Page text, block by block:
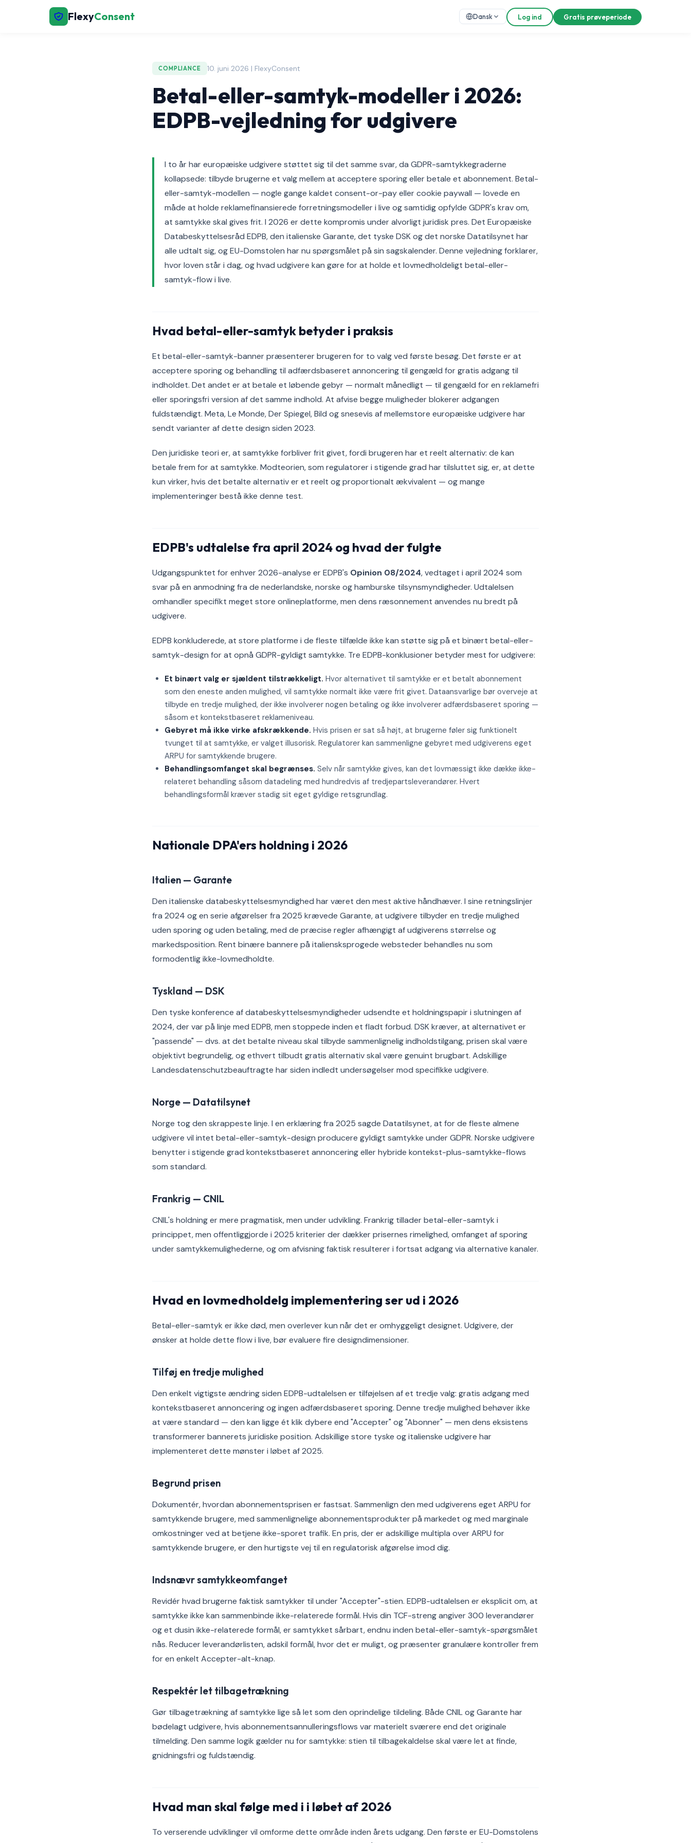
FlexyConsent Dansk Log ind Gratis prøveperiode
COMPLIANCE 10. juni 2026 | FlexyConsent
Betal-eller-samtyk-modeller i 2026:
EDPB-vejledning for udgivere
I to år har europæiske udgivere støttet sig til det samme svar, da GDPR-samtykkegraderne
kollapsede: tilbyde brugerne et valg mellem at acceptere sporing eller betale et abonnement. Betal-
eller-samtyk-modellen — nogle gange kaldet consent-or-pay eller cookie paywall — lovede en
måde at holde reklamefinansierede forretningsmodeller i live og samtidig opfylde GDPR's krav om,
at samtykke skal gives frit. I 2026 er dette kompromis under alvorligt juridisk pres. Det Europæiske
Databeskyttelsesråd EDPB, den italienske Garante, det tyske DSK og det norske Datatilsynet har
alle udtalt sig, og EU-Domstolen har nu spørgsmålet på sin sagskalender. Denne vejledning forklarer,
hvor loven står i dag, og hvad udgivere kan gøre for at holde et lovmedholdeligt betal-eller-
samtyk-flow i live.
Hvad betal-eller-samtyk betyder i praksis
Et betal-eller-samtyk-banner præsenterer brugeren for to valg ved første besøg. Det første er at
acceptere sporing og behandling til adfærdsbaseret annoncering til gengæld for gratis adgang til
indholdet. Det andet er at betale et løbende gebyr — normalt månedligt — til gengæld for en reklamefri
eller sporingsfri version af det samme indhold. At afvise begge muligheder blokerer adgangen
fuldstændigt. Meta, Le Monde, Der Spiegel, Bild og snesevis af mellemstore europæiske udgivere har
sendt varianter af dette design siden 2023.
Den juridiske teori er, at samtykke forbliver frit givet, fordi brugeren har et reelt alternativ: de kan
betale frem for at samtykke. Modteorien, som regulatorer i stigende grad har tilsluttet sig, er, at dette
kun virker, hvis det betalte alternativ er et reelt og proportionalt ækvivalent — og mange
implementeringer bestå ikke denne test.
EDPB's udtalelse fra april 2024 og hvad der fulgte
Udgangspunktet for enhver 2026-analyse er EDPB's Opinion 08/2024, vedtaget i april 2024 som
svar på en anmodning fra de nederlandske, norske og hamburske tilsynsmyndigheder. Udtalelsen
omhandler specifikt meget store onlineplatforme, men dens ræsonnement anvendes nu bredt på
udgivere.
EDPB konkluderede, at store platforme i de fleste tilfælde ikke kan støtte sig på et binært betal-eller-
samtyk-design for at opnå GDPR-gyldigt samtykke. Tre EDPB-konklusioner betyder mest for udgivere:
Et binært valg er sjældent tilstrækkeligt. Hvor alternativet til samtykke er et betalt abonnement
som den eneste anden mulighed, vil samtykke normalt ikke være frit givet. Dataansvarlige bør overveje at
tilbyde en tredje mulighed, der ikke involverer nogen betaling og ikke involverer adfærdsbaseret sporing —
såsom et kontekstbaseret reklameniveau.
Gebyret må ikke virke afskrækkende. Hvis prisen er sat så højt, at brugerne føler sig funktionelt
tvunget til at samtykke, er valget illusorisk. Regulatorer kan sammenligne gebyret med udgiverens eget
ARPU for samtykkende brugere.
Behandlingsomfanget skal begrænses. Selv når samtykke gives, kan det lovmæssigt ikke dække ikke-
relateret behandling såsom datadeling med hundredvis af tredjepartsleverandører. Hvert
behandlingsformål kræver stadig sit eget gyldige retsgrundlag.
Nationale DPA'ers holdning i 2026
Italien — Garante
Den italienske databeskyttelsesmyndighed har været den mest aktive håndhæver. I sine retningslinjer
fra 2024 og en serie afgørelser fra 2025 krævede Garante, at udgivere tilbyder en tredje mulighed
uden sporing og uden betaling, med de præcise regler afhængigt af udgiverens størrelse og
markedsposition. Rent binære bannere på italiensksprogede websteder behandles nu som
formodentlig ikke-lovmedholdte.
Tyskland — DSK
Den tyske konference af databeskyttelsesmyndigheder udsendte et holdningspapir i slutningen af
2024, der var på linje med EDPB, men stoppede inden et fladt forbud. DSK kræver, at alternativet er
"passende" — dvs. at det betalte niveau skal tilbyde sammenlignelig indholdstilgang, prisen skal være
objektivt begrundelig, og ethvert tilbudt gratis alternativ skal være genuint brugbart. Adskillige
Landesdatenschutzbeauftragte har siden indledt undersøgelser mod specifikke udgivere.
Norge — Datatilsynet
Norge tog den skrappeste linje. I en erklæring fra 2025 sagde Datatilsynet, at for de fleste almene
udgivere vil intet betal-eller-samtyk-design producere gyldigt samtykke under GDPR. Norske udgivere
benytter i stigende grad kontekstbaseret annoncering eller hybride kontekst-plus-samtykke-flows
som standard.
Frankrig — CNIL
CNIL's holdning er mere pragmatisk, men under udvikling. Frankrig tillader betal-eller-samtyk i
princippet, men offentliggjorde i 2025 kriterier der dækker prisernes rimelighed, omfanget af sporing
under samtykkemulighederne, og om afvisning faktisk resulterer i fortsat adgang via alternative kanaler.
Hvad en lovmedholdelg implementering ser ud i 2026
Betal-eller-samtyk er ikke død, men overlever kun når det er omhyggeligt designet. Udgivere, der
ønsker at holde dette flow i live, bør evaluere fire designdimensioner.
Tilføj en tredje mulighed
Den enkelt vigtigste ændring siden EDPB-udtalelsen er tilføjelsen af et tredje valg: gratis adgang med
kontekstbaseret annoncering og ingen adfærdsbaseret sporing. Denne tredje mulighed behøver ikke
at være standard — den kan ligge ét klik dybere end "Accepter" og "Abonner" — men dens eksistens
transformerer bannerets juridiske position. Adskillige store tyske og italienske udgivere har
implementeret dette mønster i løbet af 2025.
Begrund prisen
Dokumentér, hvordan abonnementsprisen er fastsat. Sammenlign den med udgiverens eget ARPU for
samtykkende brugere, med sammenlignelige abonnementsprodukter på markedet og med marginale
omkostninger ved at betjene ikke-sporet trafik. En pris, der er adskillige multipla over ARPU for
samtykkende brugere, er den hurtigste vej til en regulatorisk afgørelse imod dig.
Indsnævr samtykkeomfanget
Revidér hvad brugerne faktisk samtykker til under "Accepter"-stien. EDPB-udtalelsen er eksplicit om, at
samtykke ikke kan sammenbinde ikke-relaterede formål. Hvis din TCF-streng angiver 300 leverandører
og et dusin ikke-relaterede formål, er samtykket sårbart, endnu inden betal-eller-samtyk-spørgsmålet
nås. Reducer leverandørlisten, adskil formål, hvor det er muligt, og præsenter granulære kontroller frem
for en enkelt Accepter-alt-knap.
Respektér let tilbagetrækning
Gør tilbagetrækning af samtykke lige så let som den oprindelige tildeling. Både CNIL og Garante har
bødelagt udgivere, hvis abonnementsannulleringsflows var materielt sværere end det originale
tilmelding. Den samme logik gælder nu for samtykke: stien til tilbagekaldelse skal være let at finde,
gnidningsfri og fuldstændig.
Hvad man skal følge med i i løbet af 2026
To verserende udviklinger vil omforme dette område inden årets udgang. Den første er EU-Domstolens